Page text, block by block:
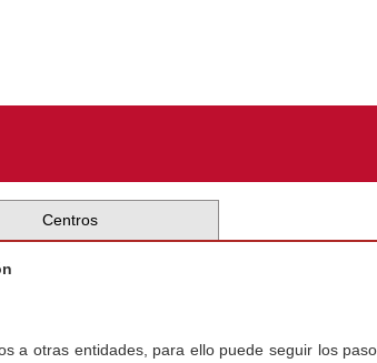
Centros
a otras entidades, para ello puede seguir los